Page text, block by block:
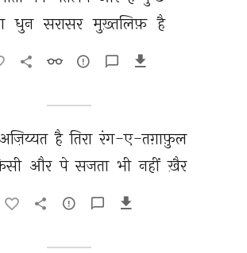
धुन सरासर मुख़्तलिफ़ है
अज़िय्यत है तिरा रंग-ए-तग़ाफ़ुल
और पे सजता भी नहीं ख़ैर